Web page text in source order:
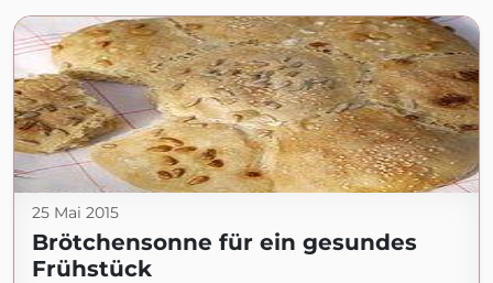
25 Mai 2015
Brötchensonne für ein gesundes
Frühstück